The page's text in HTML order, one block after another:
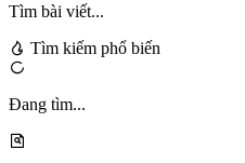
Tìm bài viết...
Tìm kiếm phổ biến
Đang tìm...